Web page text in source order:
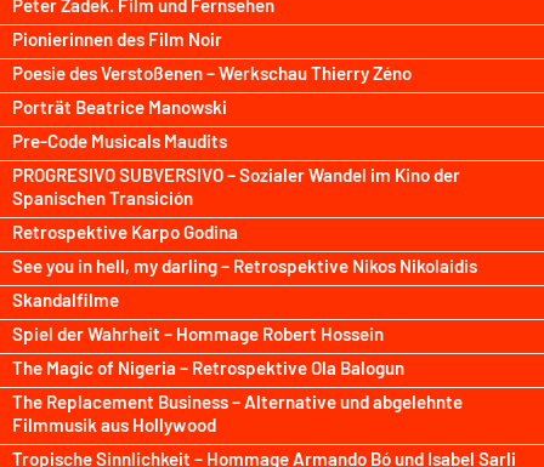
Peter Zadek. Film und Fernsehen
Pionierinnen des Film Noir
Poesie des Verstoßenen – Werkschau Thierry Zéno
Porträt Beatrice Manowski
Pre-Code Musicals Maudits
PROGRESIVO SUBVERSIVO – Sozialer Wandel im Kino der
Spanischen Transición
Retrospektive Karpo Godina
See you in hell, my darling – Retrospektive Nikos Nikolaidis
Skandalfilme
Spiel der Wahrheit – Hommage Robert Hossein
The Magic of Nigeria – Retrospektive Ola Balogun
The Replacement Business – Alternative und abgelehnte
Filmmusik aus Hollywood
Tropische Sinnlichkeit – Hommage Armando Bó und Isabel Sarli